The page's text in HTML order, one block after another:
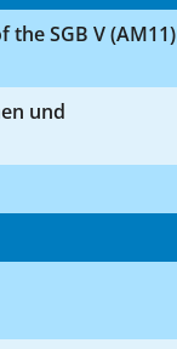
SGB V (AM11)
und